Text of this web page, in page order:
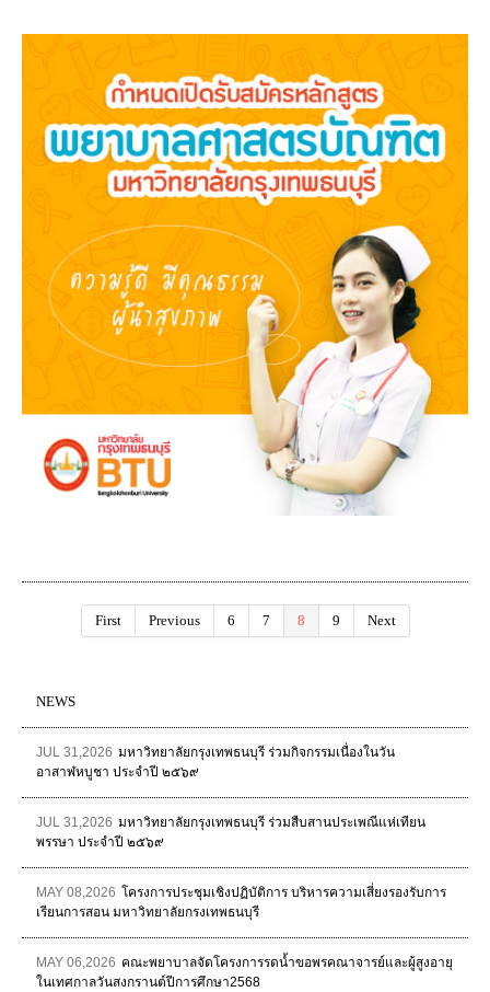
First Previous 6 7 8 9 Next
NEWS
JUL 31,2026 มหาวิทยาลัยกรุงเทพธนบุรี ร่วมกิจกรรมเนื่องในวัน
อาสาฬหบูชา ประจำปี ๒๕๖๙
JUL 31,2026 มหาวิทยาลัยกรุงเทพธนบุรี ร่วมสืบสานประเพณีแห่เทียน
พรรษา ประจำปี ๒๕๖๙
MAY 08,2026 โครงการประชุมเชิงปฏิบัติการ บริหารความเสี่ยงรองรับการ
เรียนการสอน มหาวิทยาลัยกรงเทพธนบุรี
MAY 06,2026 คณะพยาบาลจัดโครงการรดน้ำขอพรคณาจารย์และผู้สูงอายุ
ในเทศกาลวันสงกรานต์ปีการศึกษา2568